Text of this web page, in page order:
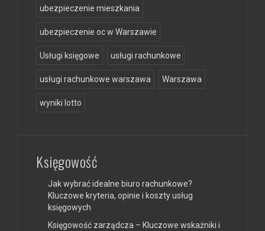
ubezpieczenie mieszkania
ubezpieczenie oc w Warszawie
Usługi księgowe usługi rachunkowe
usługi rachunkowe warszawa Warszawa
wyniki lotto
Księgowość
Jak wybrać idealne biuro rachunkowe?
Kluczowe kryteria, opinie i koszty usług
księgowych
Księgowość zarządcza – Kluczowe wskaźniki i